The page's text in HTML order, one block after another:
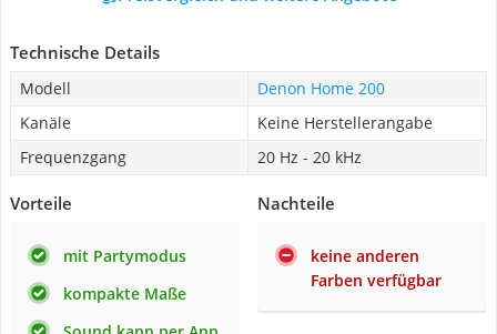
Technische Details
Modell
Denon Home 200
Kanäle
Keine Herstellerangabe
Frequenzgang
20 Hz - 20 kHz
Vorteile
mit Partymodus
kompakte Maße
Nachteile
keine anderen
Farben verfügbar